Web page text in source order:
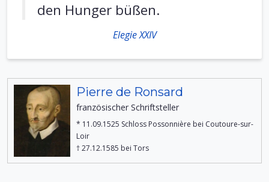
den Hunger büßen.
Elegie XXIV
Pierre de Ronsard
französischer Schriftsteller
* 11.09.1525 Schloss Possonnière bei Coutoure-sur-
Loir
† 27.12.1585 bei Tors